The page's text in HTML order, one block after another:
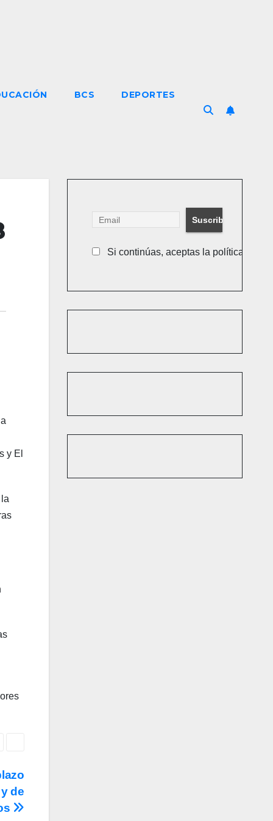
BCS DEPORTES
y El
de
Si continúas, aceptas la política de